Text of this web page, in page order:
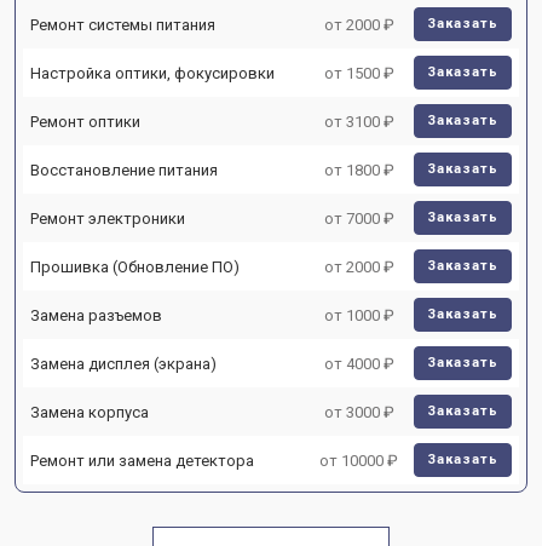
Ремонт системы питания от 2000 ₽ Заказать
Настройка оптики, фокусировки от 1500 ₽ Заказать
Ремонт оптики от 3100 ₽ Заказать
Восстановление питания от 1800 ₽ Заказать
Ремонт электроники от 7000 ₽ Заказать
Прошивка (Обновление ПО) от 2000 ₽ Заказать
Замена разъемов от 1000 ₽ Заказать
Замена дисплея (экрана) от 4000 ₽ Заказать
Замена корпуса от 3000 ₽ Заказать
Ремонт или замена детектора от 10000 ₽ Заказать